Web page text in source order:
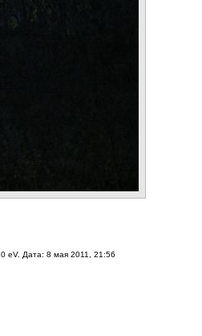
eV. Дата: 8 мая 2011, 21:56